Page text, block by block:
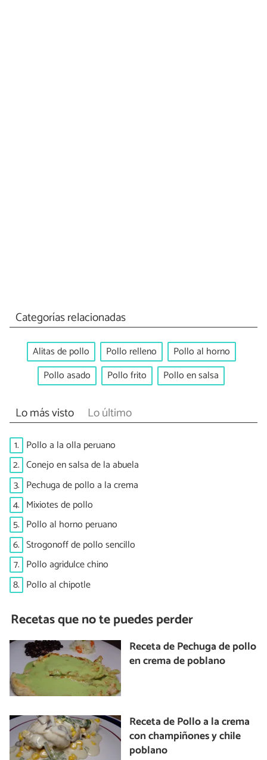
Categorías relacionadas
Alitas de pollo Pollo relleno
Pollo al horno
Pollo asado
Pollo frito Pollo en salsa
Lo más visto Lo último
1. Pollo a la olla peruano
2. Conejo en salsa de la abuela
3. Pechuga de pollo a la crema
4. Mixiotes de pollo
5. Pollo al horno peruano
6. Strogonoff de pollo sencillo
7. Pollo agridulce chino
8. Pollo al chipotle
Recetas que no te puedes perder
Receta de Pechuga de pollo
en crema de poblano
Receta de Pollo a la crema
con champiñones y chile
poblano